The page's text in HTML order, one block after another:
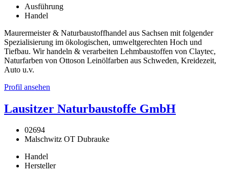
Ausführung
Handel
Maurermeister & Naturbaustoffhandel aus Sachsen mit folgender
Spezialisierung im ökologischen, umweltgerechten Hoch und
Tiefbau. Wir handeln & verarbeiten Lehmbaustoffen von Claytec,
Naturfarben von Ottoson Leinölfarben aus Schweden, Kreidezeit,
Auto u.v.
Profil ansehen
Lausitzer Naturbaustoffe GmbH
02694
Malschwitz OT Dubrauke
Handel
Hersteller